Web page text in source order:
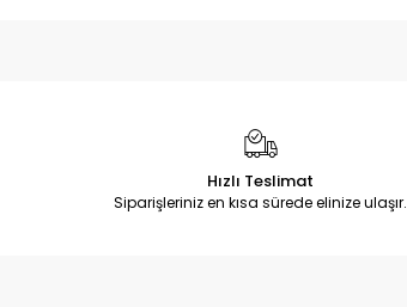
Hızlı Teslimat
Siparişleriniz en kısa sürede elinize ulaşır.